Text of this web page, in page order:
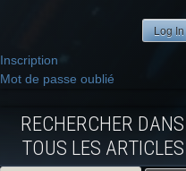
Log In
Inscription
Mot de passe oublié
RECHERCHER DANS
TOUS LES ARTICLES